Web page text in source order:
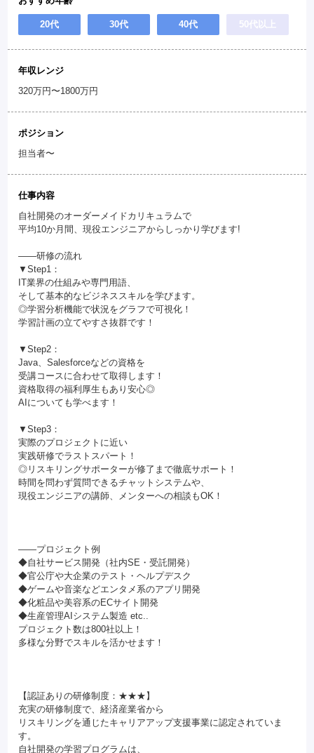
20代 30代 40代 50代以上
年収レンジ
320万円〜1800万円
ポジション
担当者〜
仕事内容
自社開発のオーダーメイドカリキュラムで
平均10か月間、現役エンジニアからしっかり学びます!
――研修の流れ
▼Step1：
IT業界の仕組みや専門用語、
そして基本的なビジネススキルを学びます。
◎学習分析機能で状況をグラフで可視化！
学習計画の立てやすさ抜群です！
▼Step2：
Java、Salesforceなどの資格を
受講コースに合わせて取得します！
資格取得の福利厚生もあり安心◎
AIについても学べます！
▼Step3：
実際のプロジェクトに近い
実践研修でラストスパート！
◎リスキリングサポーターが修了まで徹底サポート！
時間を問わず質問できるチャットシステムや、
現役エンジニアの講師、メンターへの相談もOK！
――プロジェクト例
◆自社サービス開発（社内SE・受託開発）
◆官公庁や大企業のテスト・ヘルプデスク
◆ゲームや音楽などエンタメ系のアプリ開発
◆化粧品や美容系のECサイト開発
◆生産管理AIシステム製造 etc..
プロジェクト数は800社以上！
多様な分野でスキルを活かせます！
【認証ありの研修制度：★★★】
充実の研修制度で、経済産業省から
リスキリングを通じたキャリアアップ支援事業に認定されていま
す。
自社開発の学習プログラムは、